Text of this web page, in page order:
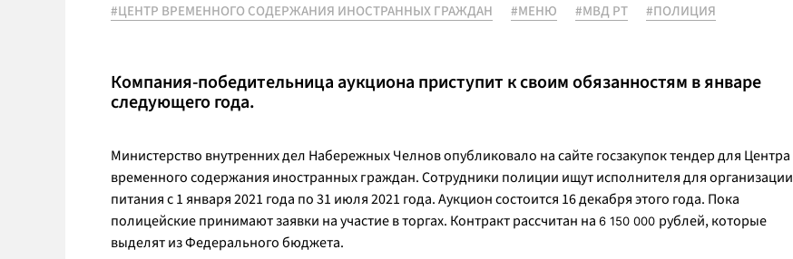
#ЦЕНТР ВРЕМЕННОГО СОДЕРЖАНИЯ ИНОСТРАННЫХ ГРАЖДАН
#МЕНЮ #МВД РТ #ПОЛИЦИЯ
Компания-победительница аукциона приступит к своим обязанностям в январе
следующего года.
Министерство внутренних дел Набережных Челнов опубликовало на сайте госзакупок тендер для Центра
временного содержания иностранных граждан. Сотрудники полиции ищут исполнителя для организации
питания с 1 января 2021 года по 31 июля 2021 года. Аукцион состоится 16 декабря этого года. Пока
полицейские принимают заявки на участие в торгах. Контракт рассчитан на 6 150 000 рублей, которые
выделят из Федерального бюджета.